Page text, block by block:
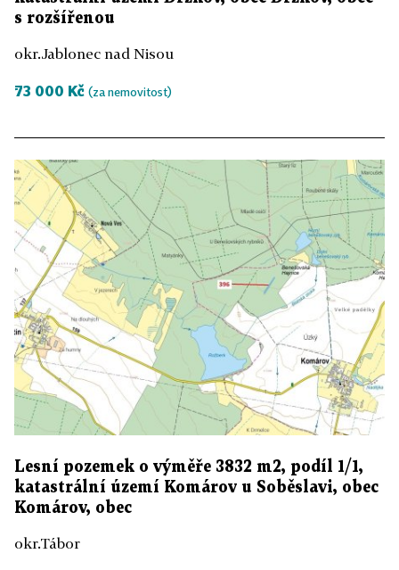
s rozšířenou
okr.Jablonec nad Nisou
73 000 Kč (za nemovitost)
Lesní pozemek o výměře 3832 m2, podíl 1/1,
katastrální území Komárov u Soběslavi, obec
Komárov, obec
okr.Tábor